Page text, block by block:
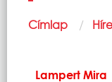
Morzsa
Címlap
Lampert Mira